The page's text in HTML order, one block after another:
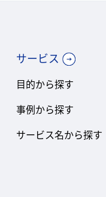
サービス
目的から探す
事例から探す
サービス名から探す